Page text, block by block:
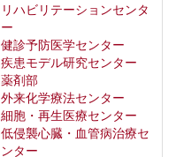
リハビリテーションセンタ
ー
健診予防医学センター
疾患モデル研究センター
薬剤部
外来化学療法センター
細胞・再生医療センター
低侵襲心臓・血管病治療セ
ンター